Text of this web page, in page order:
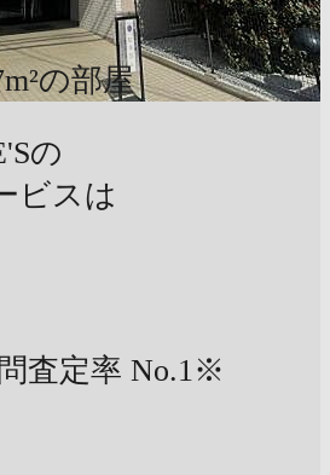
の部屋
の
ビスは
査定率 No.1※